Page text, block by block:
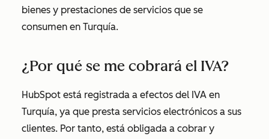
bienes y prestaciones de servicios que se
consumen en Turquía.
¿Por qué se me cobrará el IVA?
HubSpot está registrada a efectos del IVA en
Turquía, ya que presta servicios electrónicos a sus
clientes. Por tanto, está obligada a cobrar y